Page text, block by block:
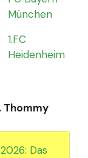
München
1.FC
Heidenheim
Thommy
Das